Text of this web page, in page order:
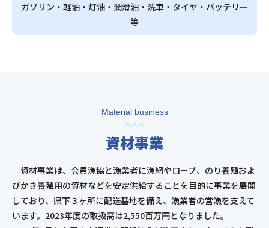
ガソリン・軽油・灯油・潤滑油・洗車・タイヤ・バッテリー
等
Material business
資材事業
資材事業は、会員漁協と漁業者に漁網やロープ、のり養殖およ
びかき養殖用の資材などを安定供給することを目的に事業を展開
しており、県下３ヶ所に配送基地を備え、漁業者の営漁を支えて
います。2023年度の取扱高は2,550百万円となりました。